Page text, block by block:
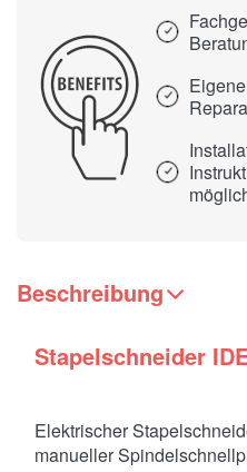
Beschreibung
Stapelschneider
Elektrischer
manueller